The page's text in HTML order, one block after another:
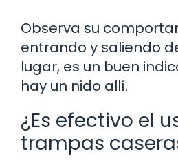
Observa su
entrando y saliendo
lugar, es un buen
hay un nido allí.
¿Es efectivo el
trampas